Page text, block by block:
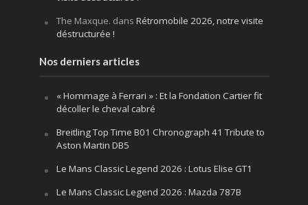
The Maxque. dans Rétromobile 2026, notre visite
déstructurée !
Nos derniers articles
« Hommage à Ferrari » : Et la Fondation Cartier fit
décoller le cheval cabré
Breitling Top Time B01 Chronograph 41 Tribute to
Aston Martin DB5
Le Mans Classic Legend 2026 : Lotus Elise GT1
Le Mans Classic Legend 2026 : Mazda 787B